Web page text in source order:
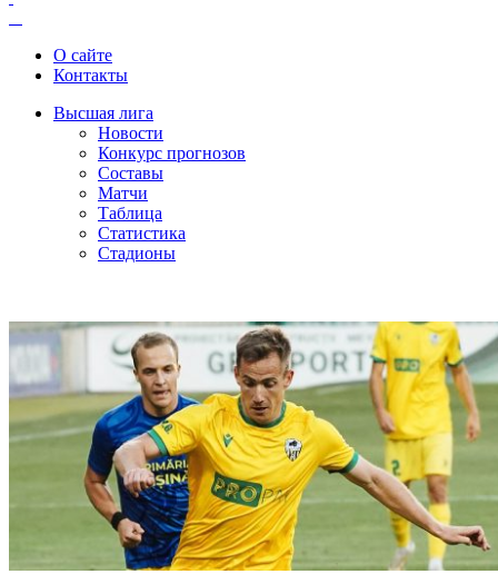
О сайте
Контакты
Высшая лига
Новости
Конкурс прогнозов
Составы
Матчи
Таблица
Статистика
Стадионы